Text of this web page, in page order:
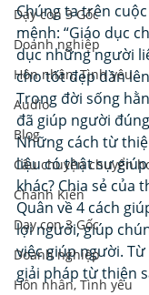
Dạy con 3 Gốc
Doanh nghiệp
Hôn nhân, Tình yêu
Audio
Blog
Câu chuyện chuyển
Chánh Kiến
Dạy con 3 Gốc
Doanh nghiệp
Hôn nhân, Tình yêu
Chúng ta trên
mệnh: “Giáo dục
dục những người
cho tốt đẹp dần
Trong đời sống
đã giúp người
Những cách từ
liệu có thật sự
khác? Chia sẻ của
Quân về 4 cách
lợi người, giúp
việc giúp người.
giải pháp từ thiện